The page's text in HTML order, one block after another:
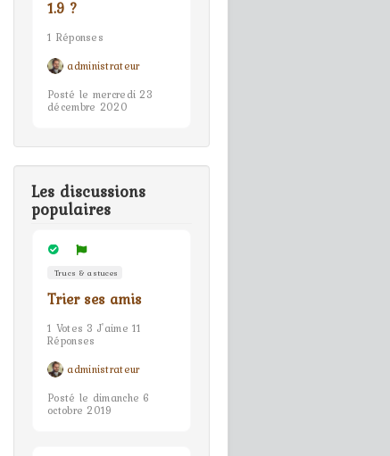
1.9 ?
1 Réponses
administrateur
Posté le mercredi 23
décembre 2020
Les discussions
populaires
Trucs & astuces
Trier ses amis
1 Votes 3 J'aime 11
Réponses
administrateur
Posté le dimanche 6
octobre 2019